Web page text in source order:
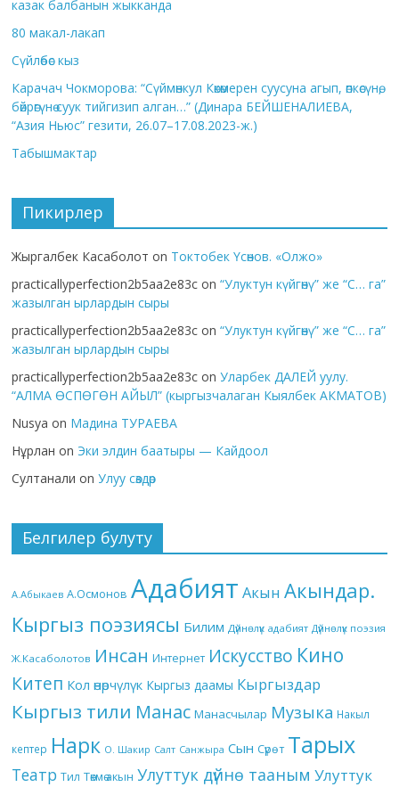
казак балбанын жыкканда
80 макал-лакап
Сүйлөбөс кыз
Карачач Чокморова: “Сүймөнкул Көкөмерен суусуна агып, өпкөсүнө,
бөйрөгүнө суук тийгизип алган…” (Динара БЕЙШЕНАЛИЕВА,
“Азия Ньюс” гезити, 26.07–17.08.2023-ж.)
Табышмактар
Пикирлер
Жыргалбек Касаболот on Токтобек Үсөнов. «Олжо»
practicallyperfection2b5aa2e83c on“Улуктун күйгөнү” же “С… га”
жазылган ырлардын сыры
practicallyperfection2b5aa2e83c on“Улуктун күйгөнү” же “С… га”
жазылган ырлардын сыры
practicallyperfection2b5aa2e83c onУларбек ДАЛЕЙ уулу.
“АЛМА ӨСПӨГӨН АЙЫЛ” (кыргызчалаган Кыялбек АКМАТОВ)
Nusya on Мадина ТУРАЕВА
Нұрлан on Эки элдин баатыры — Кайдоол
Султанали onУлуу сөздөр
Белгилер булуту
А.Абыкаев А.Осмонов Адабият Акын Акындар.
Кыргыз поэзиясы Билим Дүйнөлүк адабият Дүйнөлүк поэзия
Ж.Касаболотов Инсан Интернет Искусство Кино
Китеп Кол өнөрчүлүк Кыргыз даамы Кыргыздар
Кыргыз тили Манас Манасчылар Музыка Накыл
кептер Нарк О. Шакир Салт Санжыра Сын Сүрөт Тарых
Театр Тил Төкмө акын Улуттук дүйнө тааным Улуттук